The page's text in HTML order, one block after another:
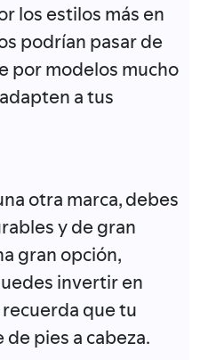
los estilos más en
podrían pasar de
por modelos mucho
a tus
otra marca, debes
y de gran
gran opción,
invertir en
que tu
pies a cabeza.